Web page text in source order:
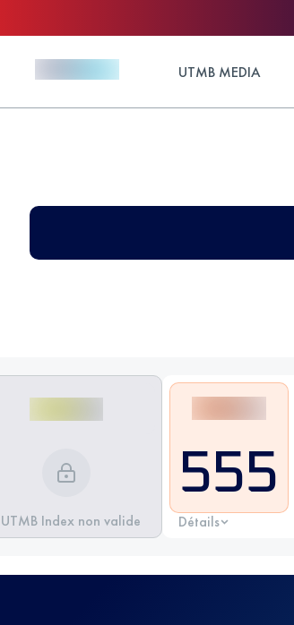
UTMB MEDIA
UTMB Index non valide
555
Détails